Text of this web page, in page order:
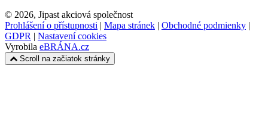
© 2026, Jipast akciová společnost
Prohlášení o přístupnosti | Mapa stránek | Obchodné podmienky |
GDPR | Nastavení cookies
Vyrobila eBRÁNA.cz
Scroll na začiatok stránky